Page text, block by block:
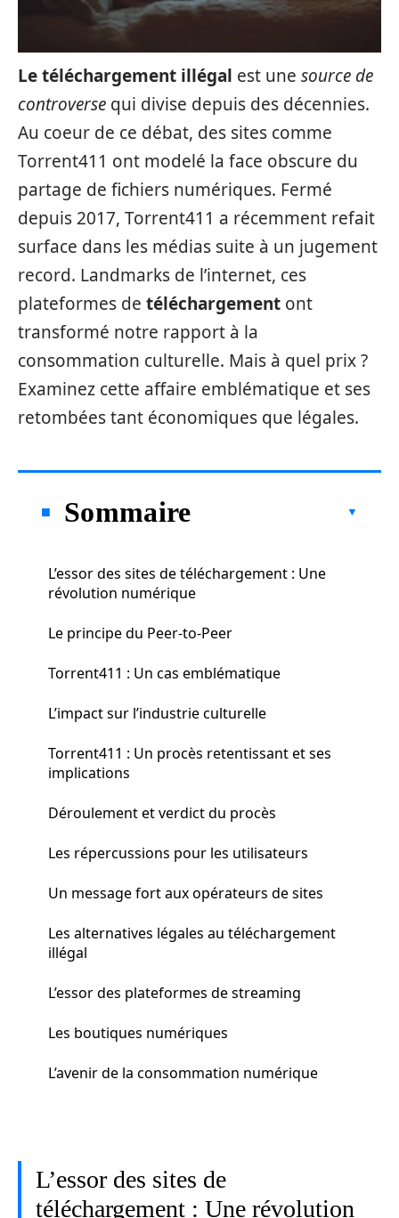
Le téléchargement illégal est une source de
controverse qui divise depuis des décennies.
Au coeur de ce débat, des sites comme
Torrent411 ont modelé la face obscure du
partage de fichiers numériques. Fermé
depuis 2017, Torrent411 a récemment refait
surface dans les médias suite à un jugement
record. Landmarks de l’internet, ces
plateformes de téléchargement ont
transformé notre rapport à la
consommation culturelle. Mais à quel prix ?
Examinez cette affaire emblématique et ses
retombées tant économiques que légales.
Sommaire
L’essor des sites de téléchargement : Une
révolution numérique
Le principe du Peer-to-Peer
Torrent411 : Un cas emblématique
L’impact sur l’industrie culturelle
Torrent411 : Un procès retentissant et ses
implications
Déroulement et verdict du procès
Les répercussions pour les utilisateurs
Un message fort aux opérateurs de sites
Les alternatives légales au téléchargement
illégal
L’essor des plateformes de streaming
Les boutiques numériques
L’avenir de la consommation numérique
L’essor des sites de
téléchargement : Une révolution